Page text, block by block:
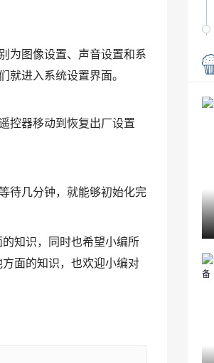
为图像设置、声音设置和系
就进入系统设置界面。
控器移动到恢复出厂设置
待几分钟，就能够初始化完
知识，同时也希望小编所
面的知识，也欢迎小编对